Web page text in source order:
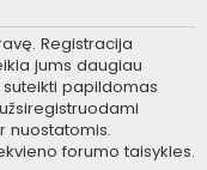
Registracija
jums daugiau
papildomas
nuostatomis.
forumo taisykles.